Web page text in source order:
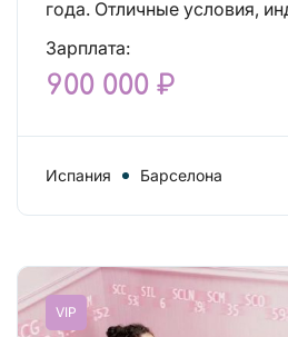
года. Отличные условия,
Зарплата:
900 000 ₽
Испания Барселона
VIP